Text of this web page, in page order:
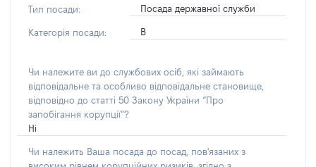
Тип посади: Посада державної служби
Категорія посади: В
Чи належите ви до службових осіб, які займають
відповідальне та особливо відповідальне становище,
відповідно до статті 50 Закону України “Про
запобігання корупції”?
Ні
Чи належить Ваша посада до посад, пов'язаних з